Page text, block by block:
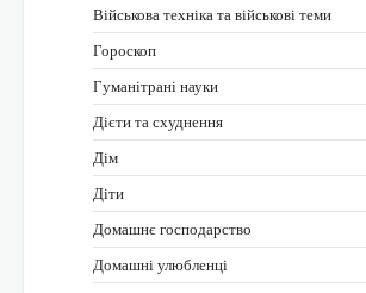
Військова техніка та військові теми
Гороскоп
Гуманітрані науки
Дієти та схуднення
Дім
Діти
Домашнє господарство
Домашні улюбленці